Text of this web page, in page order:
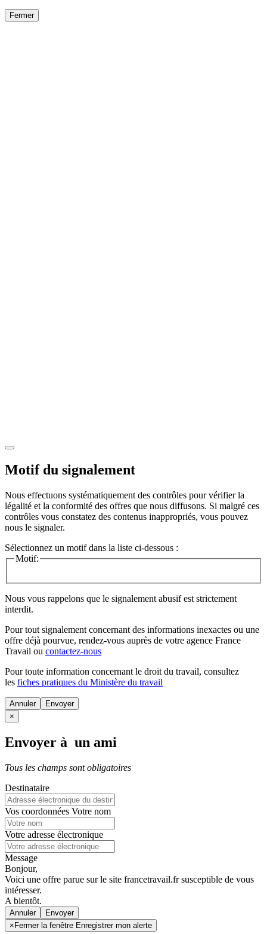
Fermer
Motif du signalement
Nous effectuons systématiquement des contrôles pour vérifier la
légalité et la conformité des offres que nous diffusons. Si malgré ces
contrôles vous constatez des contenus inappropriés, vous pouvez
nous le signaler.
Sélectionnez un motif dans la liste ci-dessous :
Motif:
Nous vous rappelons que le signalement abusif est strictement
interdit.
Pour tout signalement concernant des informations inexactes ou une
offre déjà pourvue, rendez-vous auprès de votre agence France
Travail ou contactez-nous
Pour toute information concernant le droit du travail, consultez
les fiches pratiques du Ministère du travail
Annuler
×
Envoyer à un ami
Tous les champs sont obligatoires
Destinataire
Vos coordonnées Votre nom
Votre adresse électronique
Message
Bonjour,
Voici une offre parue sur le site francetravail.fr susceptible de vous
intéresser.
A bientôt.
Annuler
× Fermer la fenêtre Enregistrer mon alerte